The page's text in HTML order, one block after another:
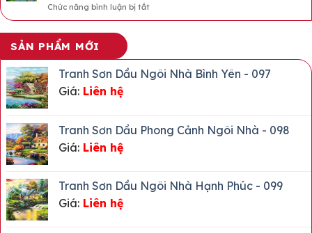
3D
Quý
Sơn
Mang
Lại
Chức năng bình luận bị tắtở
Hữu
Và
SẢN PHẨM MỚI
Tranh Sơn Dầu Ngôi Nhà Bình Yên - 097
Giá: Liên hệ
Tranh Sơn Dầu Phong Cảnh Ngôi Nhà - 098
Giá: Liên hệ
Tranh Sơn Dầu Ngôi Nhà Hạnh Phúc - 099
Giá: Liên hệ